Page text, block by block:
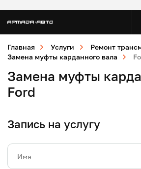
Главная Услуги
Ремонт
Замена муфты карданного вала
Замена муфты
Ford
Запись на услугу
Имя